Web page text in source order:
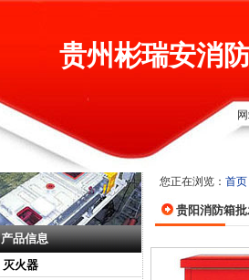
贵州彬瑞安消
产品信息
灭火器
您正在浏览： 首页
贵阳消防箱